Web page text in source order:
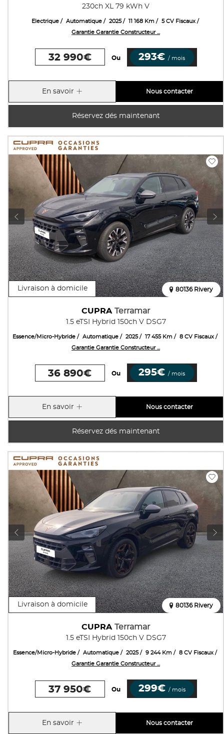
230ch XL 79 kWh V
Electrique Automatique 2025 11 168 Km
5 CV Fiscaux
Garantie Garantie Constructeur ...
32 990€ Ou 293€ / mois
Réservez dés maintenant
En savoir Nous contacter
Livraison à domicile
CUPRA Terramar
1.5 eTSI Hybrid 150ch V DSG7
80136 Rivery
Essence/Micro-Hybride Automatique 2025 17 455 Km
8 CV Fiscaux
Garantie Garantie Constructeur ...
36 890€ Ou 295€ / mois
Réservez dés maintenant
En savoir Nous contacter
Livraison à domicile
CUPRA Terramar
1.5 eTSI Hybrid 150ch V DSG7
80136 Rivery
Essence/Micro-Hybride Automatique 2025 9 244 Km
8 CV Fiscaux
Garantie Garantie Constructeur ...
37 950€ Ou 299€ / mois
En savoir Nous contacter